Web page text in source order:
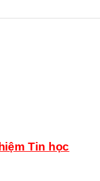
Tin học